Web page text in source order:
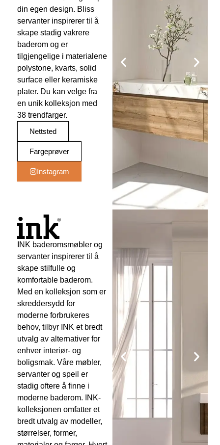
din egen design. Bliss
servanter inspirerer til å
skape stadig vakrere
baderom og er
tilgjengelige i materialene
polystone, kvarts, solid
surface eller keramiske
plater. Du kan velge fra
en unik kolleksjon med
38 trendfarger.
Nettsted
Fargeprøver
Instagram
INK baderomsmøbler og
servanter inspirerer til å
skape stilfulle og
komfortable baderom.
Med en kolleksjon som er
skreddersydd for
moderne forbrukeres
behov, tilbyr INK et bredt
utvalg av alternativer for
enhver interiør- og
boligsmak. Våre møbler,
servanter og speil er
stadig oftere å finne i
moderne baderom. INK-
kolleksjonen omfatter et
bredt utvalg av modeller,
størrelser, former,